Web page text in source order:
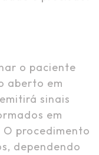
o paciente
aberto em
sinais
em
procedimento
dependendo